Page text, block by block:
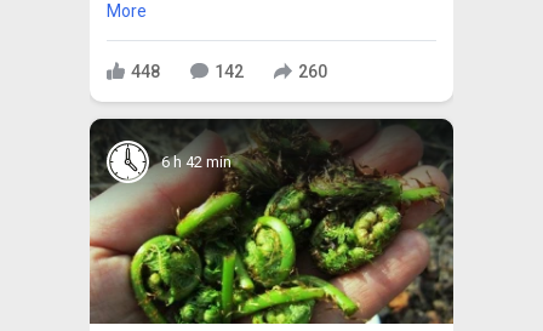
More
448 142 260
6 h 42 min